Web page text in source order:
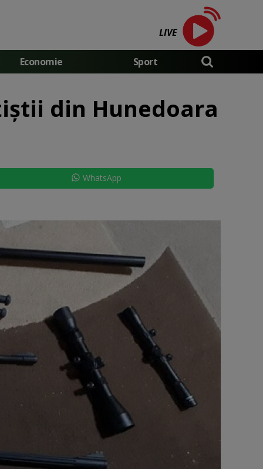
LIVE
Economie Sport
din Hunedoara
WhatsApp